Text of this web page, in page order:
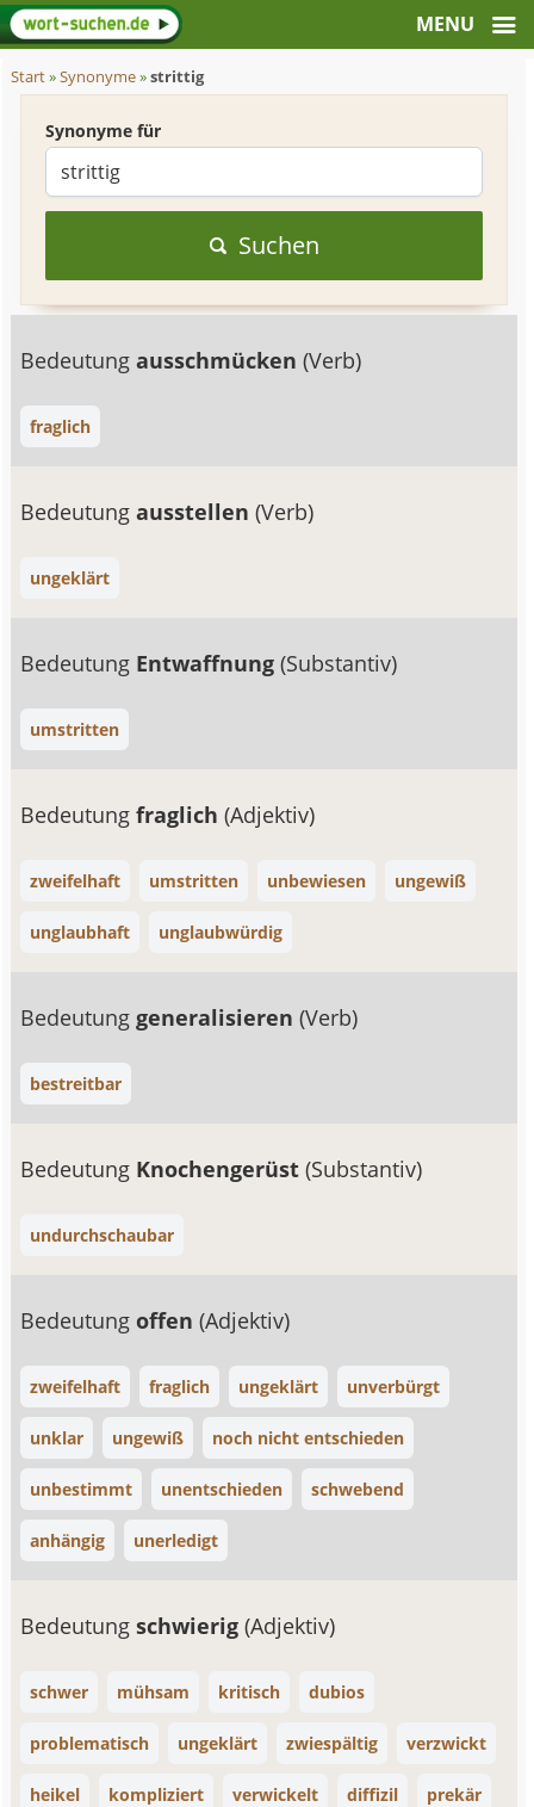
Start»Synonyme»strittig
Synonyme für
Suchen
Bedeutungausschmücken(Verb)
fraglich
Bedeutungausstellen(Verb)
ungeklärt
Bedeutung Entwaffnung(Substantiv)
umstritten
Bedeutungfraglich(Adjektiv)
zweifelhaft umstritten unbewiesen ungewiß
unglaubhaft unglaubwürdig
Bedeutunggeneralisieren(Verb)
bestreitbar
Bedeutung Knochengerüst(Substantiv)
undurchschaubar
Bedeutungoffen(Adjektiv)
zweifelhaft fraglich ungeklärt unverbürgt
unklar ungewiß noch nicht entschieden
unbestimmt unentschieden schwebend
anhängig unerledigt
Bedeutungschwierig(Adjektiv)
schwer mühsam kritisch dubios
problematisch ungeklärt zwiespältig verzwickt
heikel kompliziert verwickelt diffizil prekär